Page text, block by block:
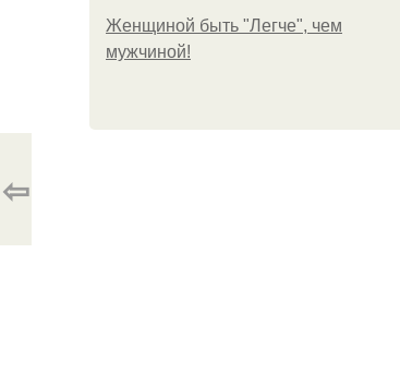
Женщиной быть "Легче", чем
мужчиной!
⇦